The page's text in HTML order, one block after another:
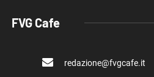
FVG Cafe
redazione@fvgcafe.it